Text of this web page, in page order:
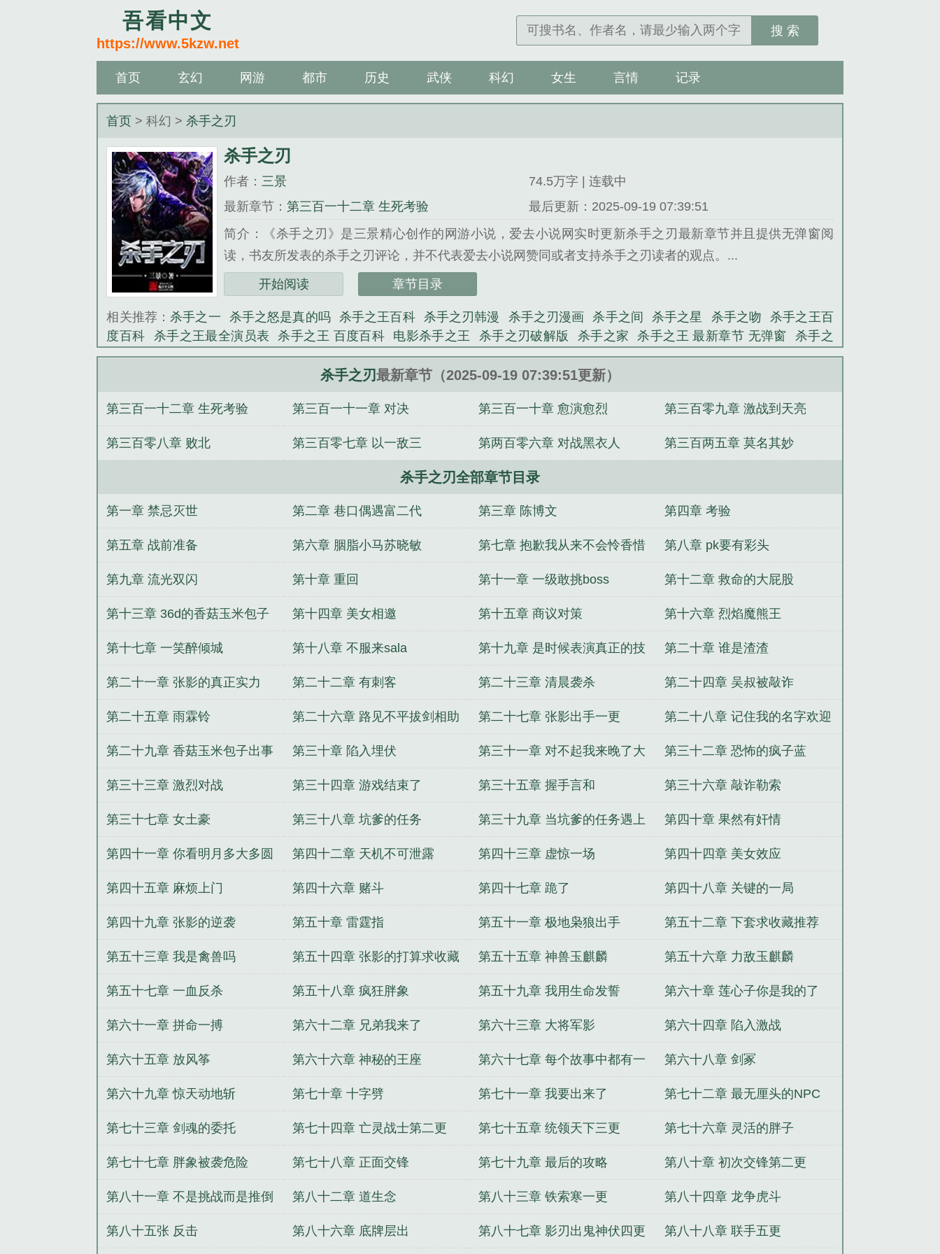
吾看中文
https://www.5kzw.net
搜 索
首页 玄幻 网游 都市 历史 武侠 科幻 女生 言情 记录
首页 > 科幻 > 杀手之刃
杀手之刃
作者： 三景
74.5万字 | 连载中
最新章节：第三百一十二章 生死考验
最后更新：2025-09-19 07:39:51
简介：《杀手之刃》是三景精心创作的网游小说，爱去小说网实时更新杀手之刃最新章节并且提供无弹窗阅
读，书友所发表的杀手之刃评论，并不代表爱去小说网赞同或者支持杀手之刃读者的观点。...
《杀手之刃》是三景精心创作的科幻类小说。
开始阅读 章节目录
相关推荐： 杀手之一 杀手之怒是真的吗 杀手之王百科 杀手之刃韩漫 杀手之刃漫画 杀手之间 杀手之星 杀手之吻
杀手之王百
度百科
杀手之王最全演员表 杀手之王 百度百科 电影杀手之王 杀手之刃破解版 杀手之家 杀手之王 最新章节 无弹窗
杀手之
夜 杀手之门 杀手之间电影在线播放 杀手之王什么意思 杀手之剑 杀手之名 杀手之眼 法师杀手之刃 杀手之失败任务 完整版
杀手之刃勇者斗恶龙3 杀手之旅 杀手之道 杀手之恋 杀手之家电影
杀手之刃最新章节（2025-09-19 07:39:51更新）
第三百一十二章 生死考验 第三百一十一章 对决 第三百一十章 愈演愈烈 第三百零九章 激战到天亮
第三百零八章 败北 第三百零七章 以一敌三 第两百零六章 对战黑衣人 第三百两五章 莫名其妙
杀手之刃全部章节目录
第一章 禁忌灭世 第二章 巷口偶遇富二代 第三章 陈博文 第四章 考验
第五章 战前准备 第六章 胭脂小马苏晓敏 第七章 抱歉我从来不会怜香惜
玉
第八章 pk要有彩头
第九章 流光双闪 第十章 重回 第十一章 一级敢挑boss 第十二章 救命的大屁股
第十三章 36d的香菇玉米包子 第十四章 美女相邀 第十五章 商议对策 第十六章 烈焰魔熊王
第十七章 一笑醉倾城 第十八章 不服来sala 第十九章 是时候表演真正的技
术了
第二十章 谁是渣渣
第二十一章 张影的真正实力 第二十二章 有刺客 第二十三章 清晨袭杀 第二十四章 吴叔被敲诈
第二十五章 雨霖铃 第二十六章 路见不平拔剑相助
三更
第二十七章 张影出手一更 第二十八章 记住我的名字欢迎
来报仇
第二十九章 香菇玉米包子出事
了
第三十章 陷入埋伏 第三十一章 对不起我来晚了大
章
第三十二章 恐怖的疯子蓝
第三十三章 激烈对战 第三十四章 游戏结束了 第三十五章 握手言和 第三十六章 敲诈勒索
第三十七章 女土豪 第三十八章 坑爹的任务 第三十九章 当坑爹的任务遇上
坑爹的队友
第四十章 果然有奸情
第四十一章 你看明月多大多圆 第四十二章 天机不可泄露 第四十三章 虚惊一场 第四十四章 美女效应
第四十五章 麻烦上门 第四十六章 赌斗 第四十七章 跪了 第四十八章 关键的一局
第四十九章 张影的逆袭 第五十章 雷霆指 第五十一章 极地枭狼出手 第五十二章 下套求收藏推荐
第五十三章 我是禽兽吗 第五十四章 张影的打算求收藏
推荐
第五十五章 神兽玉麒麟 第五十六章 力敌玉麒麟
第五十七章 一血反杀 第五十八章 疯狂胖象 第五十九章 我用生命发誓 第六十章 莲心子你是我的了
第六十一章 拼命一搏 第六十二章 兄弟我来了 第六十三章 大将军影 第六十四章 陷入激战
第六十五章 放风筝 第六十六章 神秘的王座 第六十七章 每个故事中都有一
个胖子
第六十八章 剑冢
第六十九章 惊天动地斩 第七十章 十字劈 第七十一章 我要出来了 第七十二章 最无厘头的NPC
第七十三章 剑魂的委托 第七十四章 亡灵战士第二更 第七十五章 统领天下三更 第七十六章 灵活的胖子
第七十七章 胖象被袭危险 第七十八章 正面交锋 第七十九章 最后的攻略 第八十章 初次交锋第二更
第八十一章 不是挑战而是推倒 第八十二章 道生念 第八十三章 铁索寒一更 第八十四章 龙争虎斗
第八十五张 反击 第八十六章 底牌层出 第八十七章 影刃出鬼神伏四更 第八十八章 联手五更